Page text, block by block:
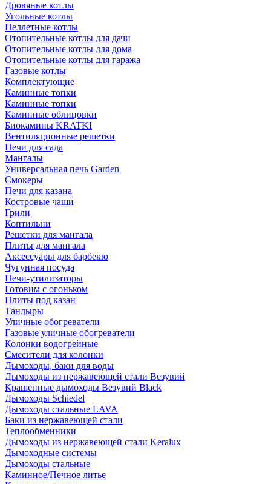
Дровяные котлы
Угольные котлы
Пеллетные котлы
Отопительные котлы для дачи
Отопительные котлы для дома
Отопительные котлы для гаража
Газовые котлы
Комплектующие
Каминные топки
Каминные топки
Каминные облицовки
Биокамины KRATKI
Вентиляционные решетки
Печи для сада
Мангалы
Универсальная печь Garden
Смокеры
Печи для казана
Костровые чаши
Грили
Коптильни
Решетки для мангала
Плиты для мангала
Аксессуары для барбекю
Чугунная посуда
Печи-утилизаторы
Готовим с огоньком
Плиты под казан
Тандыры
Уличные обогреватели
Газовые уличные обогреватели
Колонки водогрейные
Смесители для колонки
Дымоходы, баки для воды
Дымоходы из нержавеющей стали Везувий
Крашенные дымоходы Везувий Black
Дымоходы Schiedel
Дымоходы стальные LAVA
Баки из нержавеющей стали
Теплообменники
Дымоходы из нержавеющей стали Keralux
Дымоходные системы
Дымоходы стальные
Каминное/Печное литье